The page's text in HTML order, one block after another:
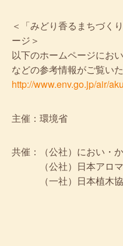
＜「みどり香るまちづく
ージ＞
以下のホームページにお
などの参考情報がご覧いた
http://www.env.go.jp/air/
主催：環境省
共催：（公社）におい・
（公社）日本アロ
（一社）日本植木